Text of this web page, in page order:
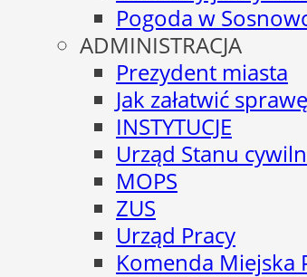
Pogoda w
ADMINISTRACJA
Prezydent miasta
Jak załatwić
INSTYTUCJE
Urząd Stanu
MOPS
ZUS
Urząd Pracy
Komenda Miejska